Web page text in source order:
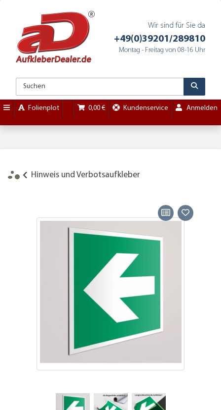
Wir sind für Sie da
+49(0)39201/289810
Montag - Freitag von 08-16 Uhr
Folienplot 0,00 € Kundenservice Anmelden
Hinweis und Verbotsaufkleber